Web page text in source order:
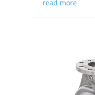
read more